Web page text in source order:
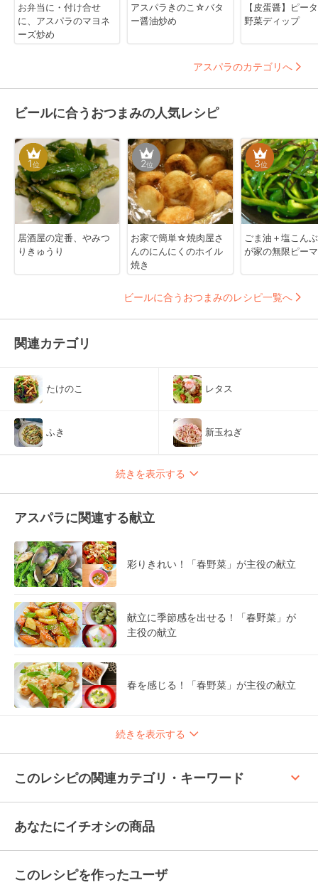
お弁当に・付け合せ
に、アスパラのマヨネ
ーズ炒め
アスパラきのこ☆バタ
ー醤油炒め
【皮蛋醤】ピー
野菜ディップ
アスパラのカテゴリへ
ビールに合うおつまみの人気レシピ
1位
居酒屋の定番、やみつ
りきゅうり
2位
お家で簡単☆焼肉屋さ
んのにんにくのホイル
焼き
3位
ごま油＋塩こん
が家の無限ピー
ビールに合うおつまみのレシピ一覧へ
関連カテゴリ
たけのこ レタス
ふき 新玉ねぎ
続きを表示する
アスパラに関連する献立
彩りきれい！「春野菜」が主役の献立
献立に季節感を出せる！「春野菜」が
主役の献立
春を感じる！「春野菜」が主役の献立
続きを表示する
このレシピの関連カテゴリ・キーワード keyboard_arrow_up
あなたにイチオシの商品
このレシピを作ったユーザ